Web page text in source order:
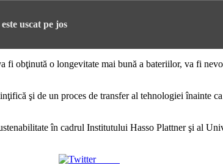
uscat pe jos
fi obţinută o longevitate mai bună a bateriilor, va fi
şi de un proces de transfer al tehnologiei înainte
în cadrul Institutului Hasso Plattner şi al
Tweet